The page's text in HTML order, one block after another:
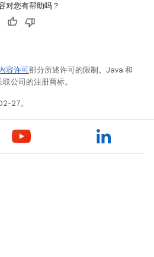
对您有帮助吗？
容许可部分所述许可的限制。Java 和
公司的注册商标。
27。